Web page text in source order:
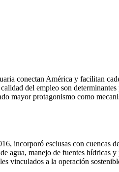
conectan América y facilitan
del empleo son
mayor protagonismo como
incorporó esclusas con cuencas
agua, manejo de fuentes hídricas
vinculados a la operación